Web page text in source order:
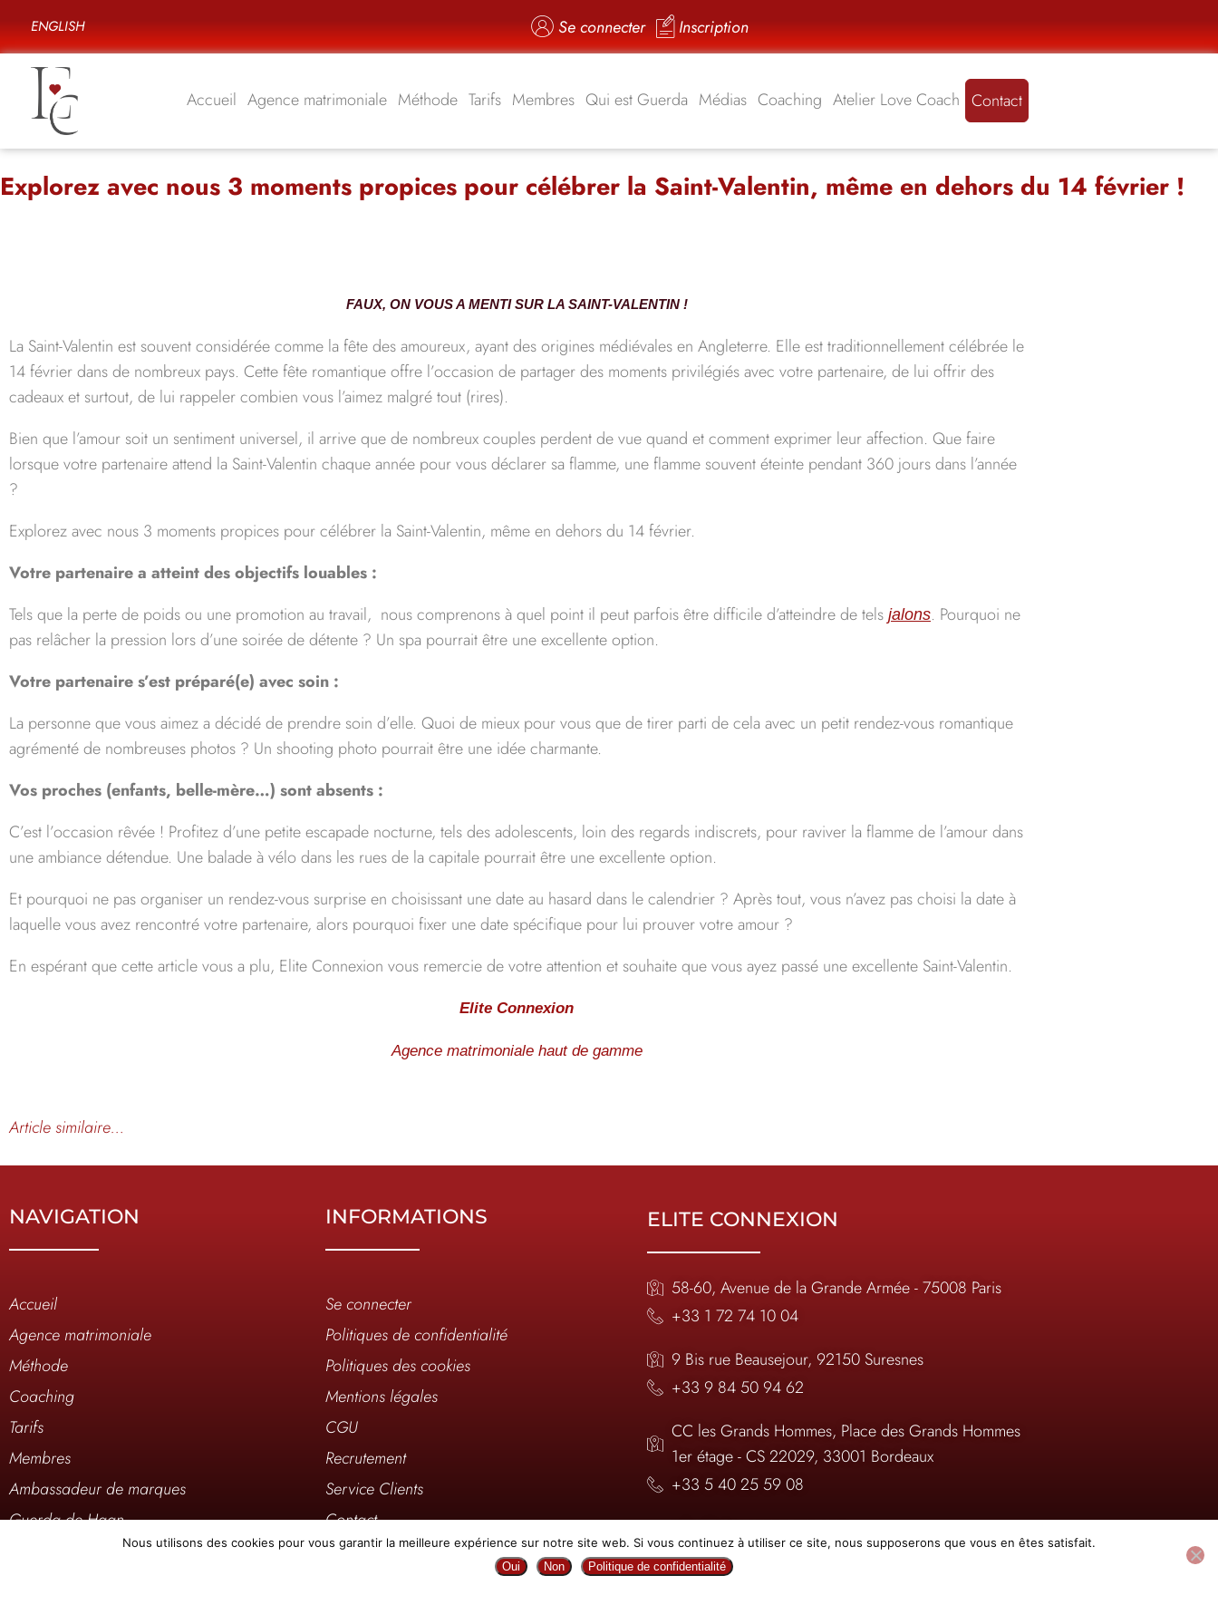
ENGLISH Se connecter Inscription
Accueil Agence matrimoniale Méthode Tarifs Membres Qui est Guerda Médias Coaching Atelier Love Coach Contact
Explorez avec nous 3 moments propices pour célébrer la Saint-Valentin, même en dehors du 14 février !
FAUX, ON VOUS A MENTI SUR LA SAINT-VALENTIN !
La Saint-Valentin est souvent considérée comme la fête des amoureux, ayant des origines médiévales en Angleterre. Elle est traditionnellement célébrée le
14 février dans de nombreux pays. Cette fête romantique offre l’occasion de partager des moments privilégiés avec votre partenaire, de lui offrir des
cadeaux et surtout, de lui rappeler combien vous l’aimez malgré tout (rires).
Bien que l’amour soit un sentiment universel, il arrive que de nombreux couples perdent de vue quand et comment exprimer leur affection. Que faire
lorsque votre partenaire attend la Saint-Valentin chaque année pour vous déclarer sa flamme, une flamme souvent éteinte pendant 360 jours dans l’année
?
Explorez avec nous 3 moments propices pour célébrer la Saint-Valentin, même en dehors du 14 février.
Votre partenaire a atteint des objectifs louables :
Tels que la perte de poids ou une promotion au travail, nous comprenons à quel point il peut parfois être difficile d’atteindre de tels jalons. Pourquoi ne
pas relâcher la pression lors d’une soirée de détente ? Un spa pourrait être une excellente option.
Votre partenaire s’est préparé(e) avec soin :
La personne que vous aimez a décidé de prendre soin d’elle. Quoi de mieux pour vous que de tirer parti de cela avec un petit rendez-vous romantique
agrémenté de nombreuses photos ? Un shooting photo pourrait être une idée charmante.
Vos proches (enfants, belle-mère…) sont absents :
C’est l’occasion rêvée ! Profitez d’une petite escapade nocturne, tels des adolescents, loin des regards indiscrets, pour raviver la flamme de l’amour dans
une ambiance détendue. Une balade à vélo dans les rues de la capitale pourrait être une excellente option.
Et pourquoi ne pas organiser un rendez-vous surprise en choisissant une date au hasard dans le calendrier ? Après tout, vous n’avez pas choisi la date à
laquelle vous avez rencontré votre partenaire, alors pourquoi fixer une date spécifique pour lui prouver votre amour ?
En espérant que cette article vous a plu, Elite Connexion vous remercie de votre attention et souhaite que vous ayez passé une excellente Saint-Valentin.
Elite Connexion
Agence matrimoniale haut de gamme
Article similaire…
NAVIGATION
Accueil
Agence matrimoniale
Méthode
Coaching
Tarifs
Membres
Ambassadeur de marques
Guerda de Haan
INFORMATIONS
Se connecter
Politiques de confidentialité
Politiques des cookies
Mentions légales
CGU
Recrutement
Service Clients
Contact
Où sommes-nous ?
ELITE CONNEXION
58-60, Avenue de la Grande Armée - 75008 Paris
+33 1 72 74 10 04
9 Bis rue Beausejour, 92150 Suresnes
+33 9 84 50 94 62
CC les Grands Hommes, Place des Grands Hommes
1er étage - CS 22029, 33001 Bordeaux
+33 5 40 25 59 08
infos@elite-connexion.com
Nous utilisons des cookies pour vous garantir la meilleure expérience sur notre site web. Si vous continuez à utiliser ce site, nous supposerons que vous en êtes satisfait.
Oui Non Politique de confidentialité